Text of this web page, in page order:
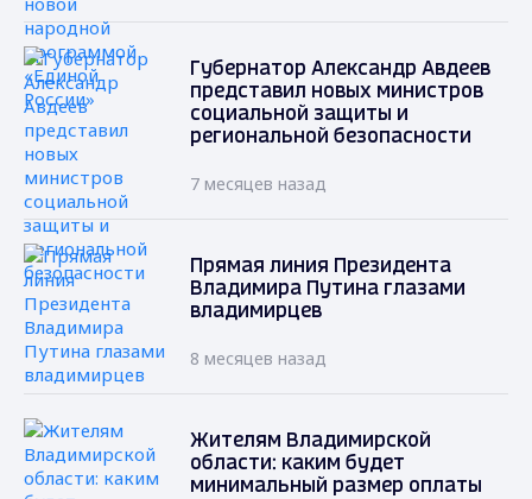
Губернатор Александр Авдеев
представил новых министров
социальной защиты и
региональной безопасности
7 месяцев назад
Прямая линия Президента
Владимира Путина глазами
владимирцев
8 месяцев назад
Жителям Владимирской
области: каким будет
минимальный размер оплаты